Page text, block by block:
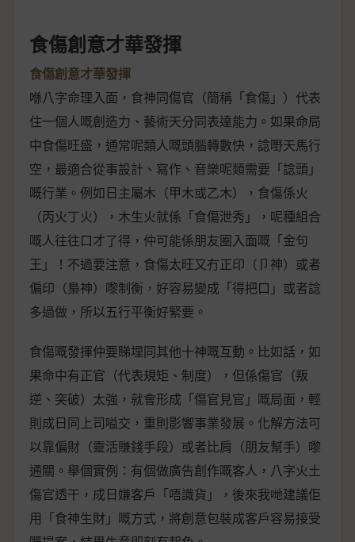
食傷創意才華發揮
食傷創意才華發揮
喺八字命理入面，食神同傷官（簡稱「食傷」）代表
住一個人嘅創造力、藝術天分同表達能力。如果命局
中食傷旺盛，通常呢類人嘅頭腦轉數快，諗嘢天馬行
空，最適合從事設計、寫作、音樂呢類需要「諗頭」
嘅行業。例如日主屬木（甲木或乙木），食傷係火
（丙火丁火），木生火就係「食傷泄秀」，呢種組合
嘅人往往口才了得，仲可能係朋友圈入面嘅「金句
王」！不過要注意，食傷太旺又冇正印（卩神）或者
偏印（梟神）嚟制衡，好容易變成「得把口」或者諗
多過做，所以五行平衡好緊要。
食傷嘅發揮仲要睇埋同其他十神嘅互動。比如話，如
果命中有正官（代表規矩、制度），但係傷官（叛
逆、突破）太強，就會形成「傷官見官」嘅局面，輕
則成日同上司嗌交，重則影響事業發展。化解方法可
以靠偏財（靈活賺錢手段）或者比肩（朋友幫手）嚟
通關。舉個實例：有個做廣告創作嘅客人，八字火土
傷官透干，成日嫌客戶「唔識貨」，後來我哋建議佢
用「食神生財」嘅方式，將創意包裝成客戶容易接受